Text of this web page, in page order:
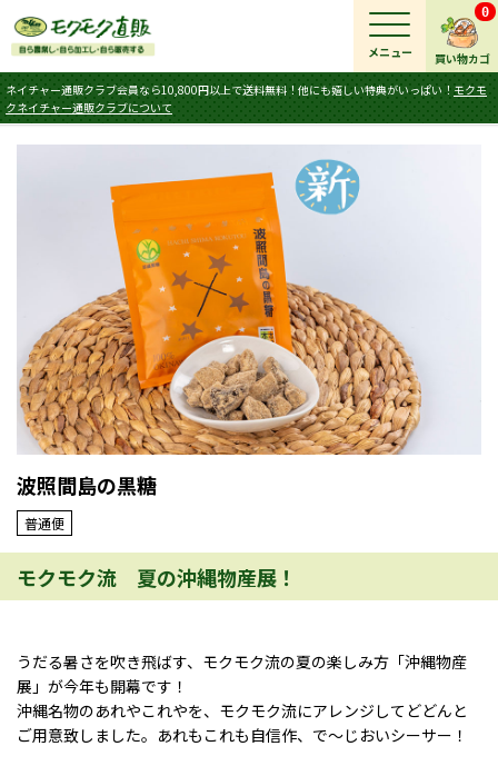
買い物カゴ
0
ネイチャー通販クラブ会員なら10,800円以上で送料無料！他にも嬉しい特典がいっぱい！ モクモ
クネイチャー通販クラブについて
メニュー
波照間島の黒糖
普通便
モクモク流 夏の沖縄物産展！
うだる暑さを吹き飛ばす、モクモク流の夏の楽しみ方「沖縄物産
展」が今年も開幕です！
沖縄名物のあれやこれやを、モクモク流にアレンジしてどどんと
ご用意致しました。あれもこれも自信作、で～じおいシーサー！